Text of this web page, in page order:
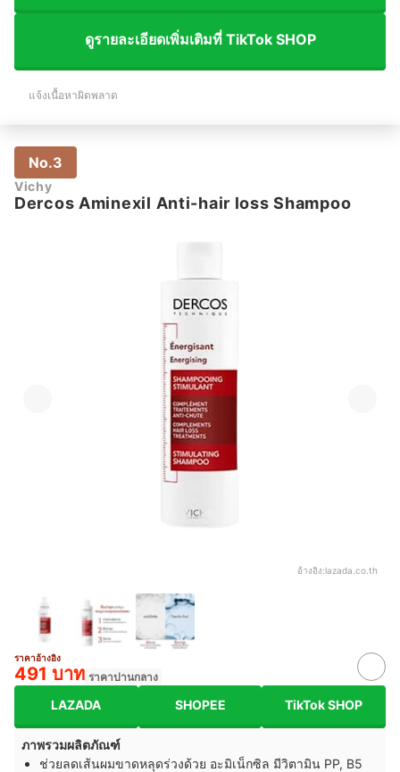
ดูรายละเอียดเพิ่มเติมที่ TikTok SHOP
แจ้งเนื้อหาผิดพลาด
No.3
Vichy
Dercos Aminexil Anti-hair loss Shampoo
อ้างอิง:lazada.co.th
ราคาอ้างอิง
491 บาท ราคาปานกลาง
LAZADA SHOPEE TikTok SHOP
ภาพรวมผลิตภัณฑ์
ช่วยลดเส้นผมขาดหลุดร่วงด้วย อะมิเน็กซิล มีวิตามิน PP, B5